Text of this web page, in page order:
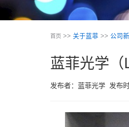
首页 >> 关于蓝菲 >> 公司
蓝菲光学
发布者：蓝菲光学 发布